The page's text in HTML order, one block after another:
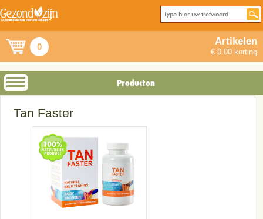
0 Artikelen
€ 0.00 korting
Producten
Tan Faster